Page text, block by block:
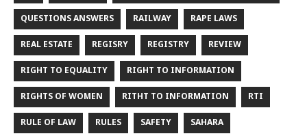
QUESTIONS ANSWERS RAILWAY RAPE LAWS
REAL ESTATE REGISRY REGISTRY REVIEW
RIGHT TO EQUALITY RIGHT TO INFORMATION
RIGHTS OF WOMEN RITHT TO INFORMATION RTI
RULE OF LAW RULES SAFETY SAHARA